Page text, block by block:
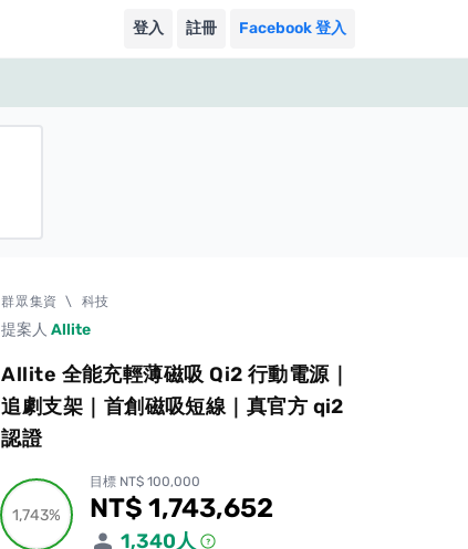
登入 註冊 Facebook 登入
群眾集資 \ 科技
提案人 Allite
Allite 全能充輕薄磁吸 Qi2 行動電源｜
追劇支架｜首創磁吸短線｜真官方 qi2
認證
1,743%
1,743%
目標 NT$ 100,000
累計集資金額
NT$ 1,743,652
1,340人